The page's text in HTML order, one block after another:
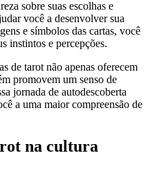
sobre suas escolhas e
você a desenvolver sua
e símbolos das cartas, você
instintos e percepções.
de tarot não apenas oferecem
promovem um senso de
jornada de autodescoberta
a uma maior compreensão de
na cultura